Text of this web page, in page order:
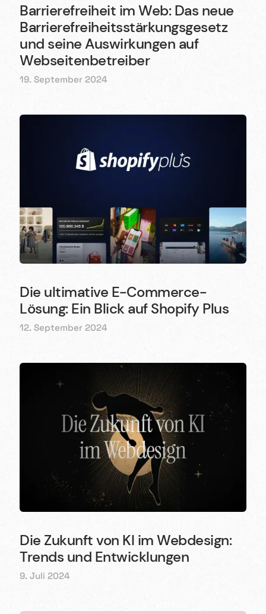
Barrierefreiheit im Web: Das neue
Barriere­freiheits­stärkungs­gesetz
und seine Auswirkungen auf
Webseitenbetreiber
19. September 2024
Die ultimative E-Commerce-
Lösung: Ein Blick auf Shopify Plus
12. September 2024
Die Zukunft von KI im Webdesign:
Trends und Entwicklungen
9. Juli 2024